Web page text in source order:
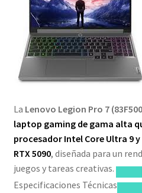
La Lenovo Legion Pro 7
laptop gaming de gama alta
procesador Intel Core Ultra 9 y
RTX 5090, diseñada para un
juegos y tareas creativas.
Especificaciones Técnicas